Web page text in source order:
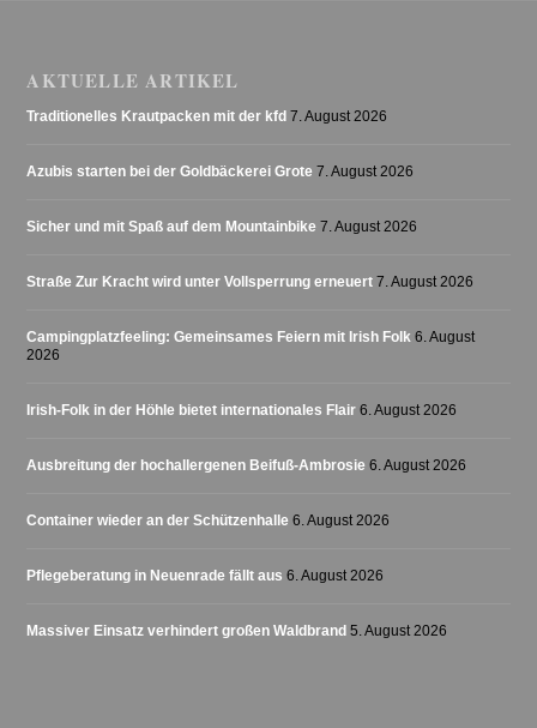
AKTUELLE ARTIKEL
Traditionelles Krautpacken mit der kfd 7. August 2026
Azubis starten bei der Goldbäckerei Grote 7. August 2026
Sicher und mit Spaß auf dem Mountainbike 7. August 2026
Straße Zur Kracht wird unter Vollsperrung erneuert 7. August 2026
Campingplatzfeeling: Gemeinsames Feiern mit Irish Folk 6. August
2026
Irish-Folk in der Höhle bietet internationales Flair 6. August 2026
Ausbreitung der hochallergenen Beifuß-Ambrosie 6. August 2026
Container wieder an der Schützenhalle 6. August 2026
Pflegeberatung in Neuenrade fällt aus 6. August 2026
Massiver Einsatz verhindert großen Waldbrand 5. August 2026